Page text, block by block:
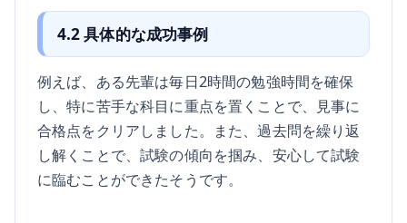
4.2 具体的な成功事例
例えば、ある先輩は毎日2時間の勉強時間を確保
し、特に苦手な科目に重点を置くことで、見事に
合格点をクリアしました。また、過去問を繰り返
し解くことで、試験の傾向を掴み、安心して試験
に臨むことができたそうです。